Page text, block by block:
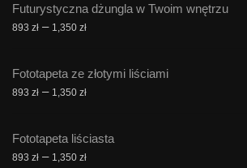
Futurystyczna dżungla w Twoim wnętrzu
893 zł – 1,350 złZakres
893 zł
do
Fototapeta ze złotymi liściami
893 zł – 1,350 złZakres
893 zł
do
Fototapeta liściasta
893 zł – 1,350 złZakres